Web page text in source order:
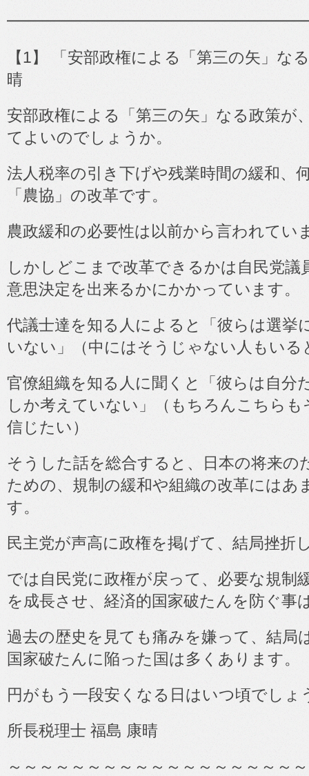
【1】 「安部政権による「第三の矢」な
晴
安部政権による「第三の矢」なる政策が
てよいのでしょうか。
法人税率の引き下げや残業時間の緩和、
「農協」の改革です。
農政緩和の必要性は以前から言われてい
しかしどこまで改革できるかは自民党議
意思決定を出来るかにかかっています。
代議士達を知る人によると「彼らは選挙
いない」（中にはそうじゃない人もいる
官僚組織を知る人に聞くと「彼らは自分
しか考えていない」（もちろんこちら
信じたい）
そうした話を総合すると、日本の将来の
ための、規制の緩和や組織の改革にはあ
す。
民主党が声高に政権を掲げて、結局挫折
では自民党に政権が戻って、必要な規制
を成長させ、経済的国家破たんを防ぐ事
過去の歴史を見ても痛みを嫌って、結局
国家破たんに陥った国は多くあります。
円がもう一段安くなる日はいつ頃でしょ
所長税理士 福島 康晴
～～～～～～～～～～～～～～～～～～